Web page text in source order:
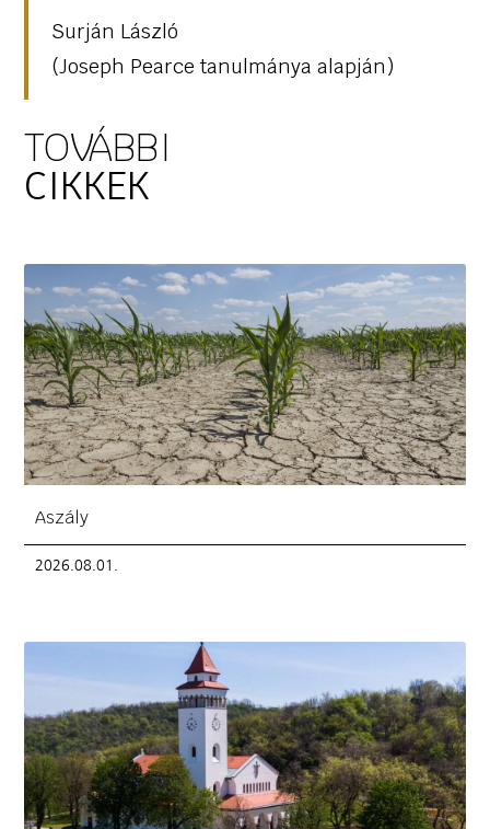
Surján László
(Joseph Pearce tanulmánya alapján)
TOVÁBBI
CIKKEK
Aszály
2026.08.01.